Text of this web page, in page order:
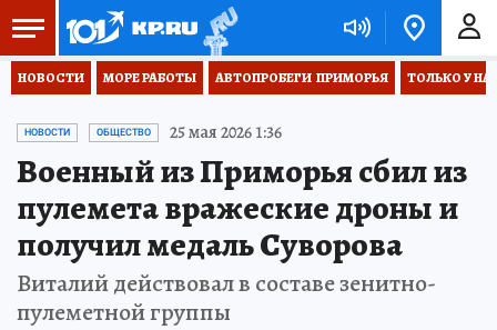
НОВОСТИ МОРЕ РАБОТЫ АВТОПРОБЕГИ  ПРИМОРЬЯ ТОЛЬКО У
НОВОСТИ ОБЩЕСТВО 25 мая 2026 1:36
Военный из Приморья сбил из
пулемета вражеские дроны и
получил медаль Суворова
Виталий действовал в составе зенитно-
пулеметной группы